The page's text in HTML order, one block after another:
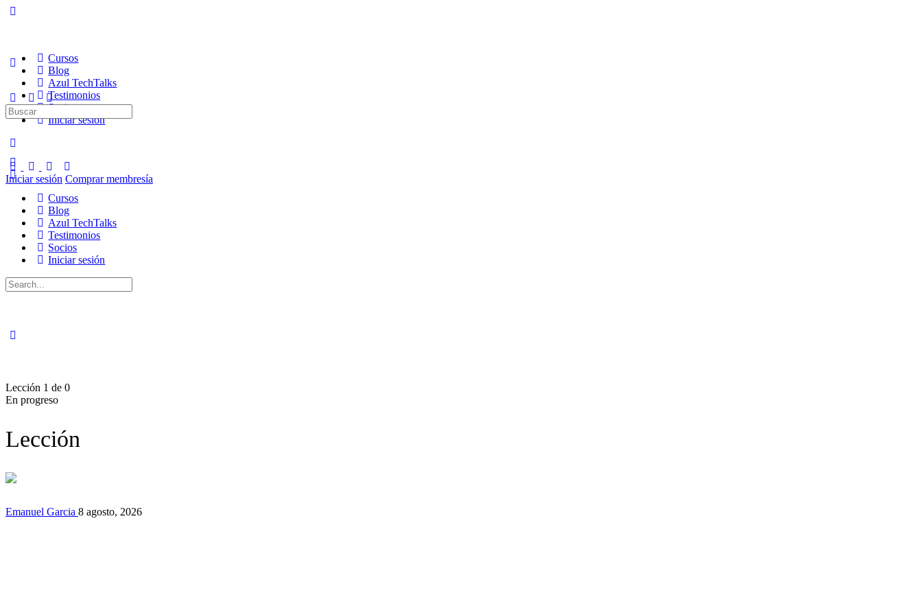
Cursos
Blog
Azul TechTalks
Testimonios
Socios
Iniciar sesión
Iniciar sesión Comprar membresía
Buscar:
Cursos
Blog
Azul TechTalks
Testimonios
Socios
Iniciar sesión
Buscar:
Lección 1 de 0
En progreso
Lección
Emanuel Garcia 8 agosto, 2026